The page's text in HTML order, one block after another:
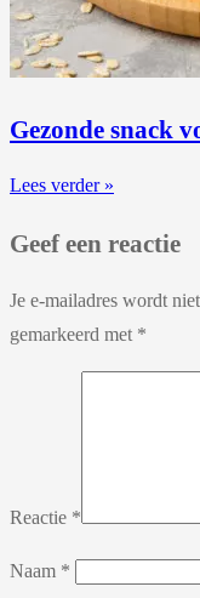
Gezonde snack
Lees verder »
Geef een reactie
Je e-mailadres wordt
gemarkeerd met *
Reactie *
Naam *